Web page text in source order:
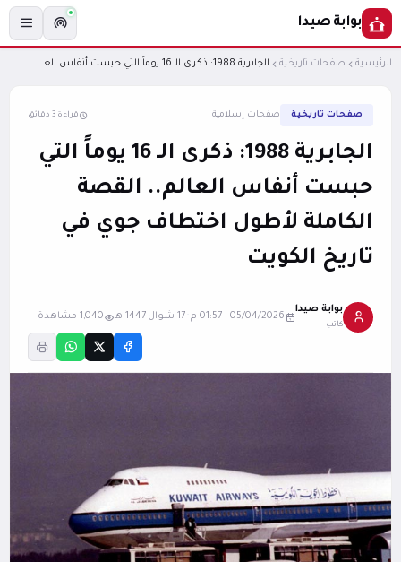
بوابة صيدا
الرئيسية صفحات تاريخية الجابرية 1988: ذكرى الـ 16 يوماً التي حبست أنفاس العالم.. القصة الكاملة لأطول اختطاف جوي في تاريخ الكويت
صفحات تاريخية صفحات إسلامية قراءة 3 دقائق
الجابرية 1988: ذكرى الـ 16 يوماً التي
حبست أنفاس العالم.. القصة
الكاملة لأطول اختطاف جوي في
تاريخ الكويت
بوابة صيدا
كاتب
05/04/2026 01:57 م 17 شوال 1447 هـ 1,040 مشاهدة